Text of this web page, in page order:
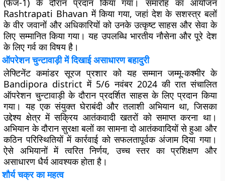
(फेज-1) के दौरान प्रदान किया गया। समारोह का आयोजन
Rashtrapati Bhavan में किया गया, जहां देश के सशस्त्र बलों
के वीर जवानों और अधिकारियों को उनके उत्कृष्ट साहस और सेवा के
लिए सम्मानित किया गया। यह उपलब्धि भारतीय नौसेना और पूरे देश
के लिए गर्व का विषय है।
ऑपरेशन चुन्टावाड़ी में दिखाई असाधारण बहादुरी
लेफ्टिनेंट कमांडर सूरज प्रशार को यह सम्मान जम्मू-कश्मीर के
Bandipora district में 5/6 नवंबर 2024 की रात संचालित
ऑपरेशन चुन्टावाड़ी के दौरान प्रदर्शित साहस के लिए प्रदान किया
गया। यह एक संयुक्त घेराबंदी और तलाशी अभियान था, जिसका
उद्देश्य क्षेत्र में सक्रिय आतंकवादी खतरों को समाप्त करना था।
अभियान के दौरान सुरक्षा बलों का सामना दो आतंकवादियों से हुआ और
कठिन परिस्थितियों में कार्रवाई को सफलतापूर्वक अंजाम दिया गया।
ऐसे अभियानों में त्वरित निर्णय, उच्च स्तर का प्रशिक्षण और
असाधारण धैर्य आवश्यक होता है।
शौर्य चक्र का महत्व